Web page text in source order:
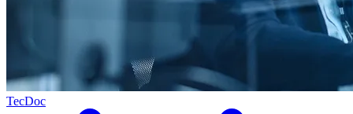
TecDoc